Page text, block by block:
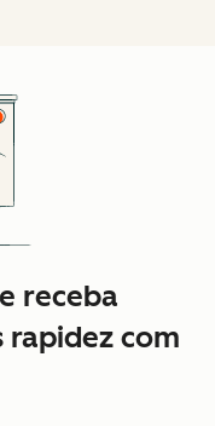
receba
rapidez com